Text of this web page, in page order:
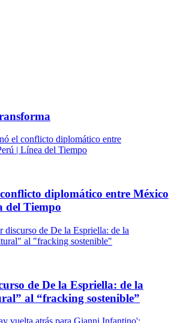
diplomático entre México
del Tiempo
de De la Espriella: de la
al “fracking sostenible”